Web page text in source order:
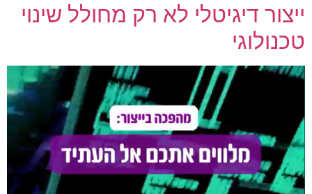
ייצור דיגיטלי לא רק מחולל שינוי
טכנולוגי